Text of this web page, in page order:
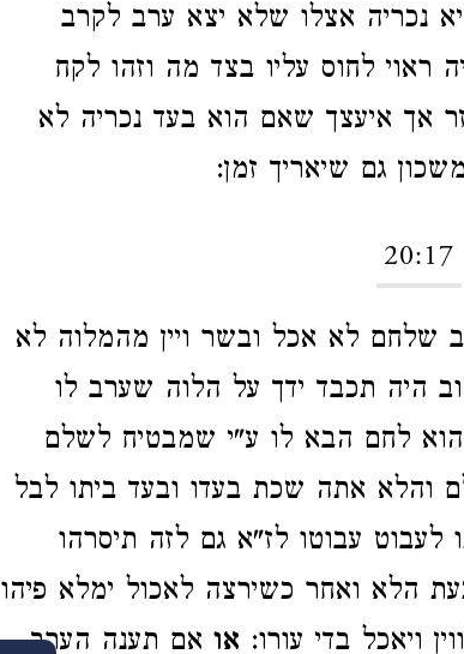
נכריה אצלו שלא יצא ערב לקרב
ראוי לחוס עליו בצד מה וזהו לקח
אך איעצך שאם הוא בעד נכריה לא
גם שיאריך זמן:
20:17
לא אכל ובשר ויין מהמלוה לא
היה תכבד ידך על הלוה שערב לו
לחם הבא לו ע"י שמבטיח לשלם
והלא אתה שכת בעדו ובעד ביתו לבל
לעבוט עבוטו לז"א גם לזה תיסרהו
הלא ואחר כשירצה לאכול ימלא פיהו
ויאכל בדי עורו: או אם תענה הערב